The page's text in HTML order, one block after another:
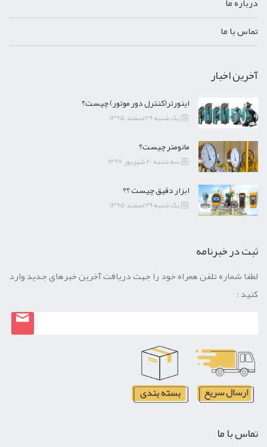
تماس با ما
آخرین اخبار
اینورتر(کنترل دور موتور) چیست؟
یک شنبه 29 اسفند 1395
مانومتر چیست؟
سه شنبه 20 شهریور 1397
ابزار دقیق چیست ؟؟
یک شنبه 29 اسفند 1395
ثبت در خبرنامه
لطفا شماره تلفن همراه خود را جهت دریافت آخرین خبرهای جدید وارد
کنید :
تماس با ما